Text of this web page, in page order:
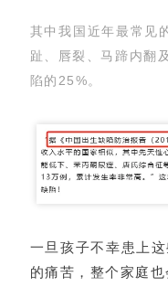
其中我国近年最常见
趾、唇裂、马蹄内翻
陷的25%。
一旦孩子不幸患上
的痛苦，整个家庭